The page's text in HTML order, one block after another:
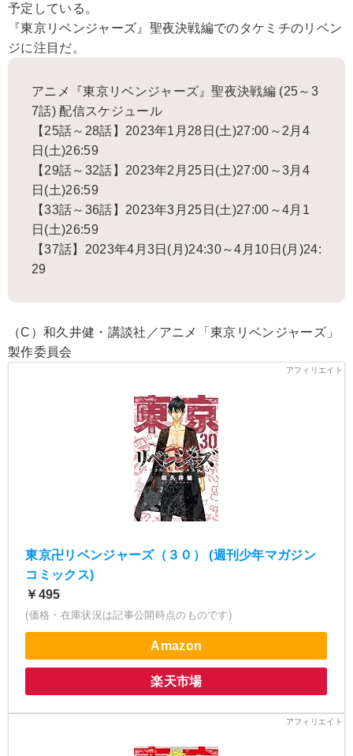
予定している。
『東京リベンジャーズ』聖夜決戦編でのタケミチのリベン
ジに注目だ。
アニメ『東京リベンジャーズ』聖夜決戦編 (25～3
7話) 配信スケジュール
【25話～28話】2023年1月28日(土)27:00～2月4
日(土)26:59
【29話～32話】2023年2月25日(土)27:00～3月4
日(土)26:59
【33話～36話】2023年3月25日(土)27:00～4月1
日(土)26:59
【37話】2023年4月3日(月)24:30～4月10日(月)24:
29
（C）和久井健・講談社／アニメ「東京リベンジャーズ」
製作委員会
東京卍リベンジャーズ（３０） (週刊少年マガジン
コミックス)
￥495
(価格・在庫状況は記事公開時点のものです)
Amazon
楽天市場